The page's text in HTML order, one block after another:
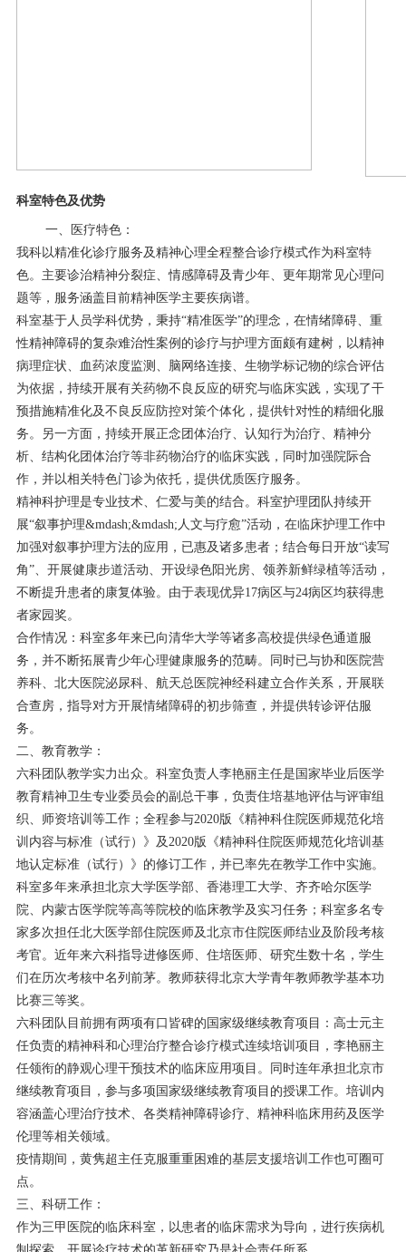
科室特色及优势
一、医疗特色：
我科以精准化诊疗服务及精神心理全程整合诊疗模式作为科室特
色。主要诊治精神分裂症、情感障碍及青少年、更年期常见心理问
题等，服务涵盖目前精神医学主要疾病谱。
科室基于人员学科优势，秉持“精准医学”的理念，在情绪障碍、重
性精神障碍的复杂难治性案例的诊疗与护理方面颇有建树，以精神
病理症状、血药浓度监测、脑网络连接、生物学标记物的综合评估
为依据，持续开展有关药物不良反应的研究与临床实践，实现了干
预措施精准化及不良反应防控对策个体化，提供针对性的精细化服
务。另一方面，持续开展正念团体治疗、认知行为治疗、精神分
析、结构化团体治疗等非药物治疗的临床实践，同时加强院际合
作，并以相关特色门诊为依托，提供优质医疗服务。
精神科护理是专业技术、仁爱与美的结合。科室护理团队持续开
展“叙事护理&mdash;&mdash;人文与疗愈”活动，在临床护理工作中
加强对叙事护理方法的应用，已惠及诸多患者；结合每日开放“读写
角”、开展健康步道活动、开设绿色阳光房、领养新鲜绿植等活动，
不断提升患者的康复体验。由于表现优异17病区与24病区均获得患
者家园奖。
合作情况：科室多年来已向清华大学等诸多高校提供绿色通道服
务，并不断拓展青少年心理健康服务的范畴。同时已与协和医院营
养科、北大医院泌尿科、航天总医院神经科建立合作关系，开展联
合查房，指导对方开展情绪障碍的初步筛查，并提供转诊评估服
务。
二、教育教学：
六科团队教学实力出众。科室负责人李艳丽主任是国家毕业后医学
教育精神卫生专业委员会的副总干事，负责住培基地评估与评审组
织、师资培训等工作；全程参与2020版《精神科住院医师规范化培
训内容与标准（试行）》及2020版《精神科住院医师规范化培训基
地认定标准（试行）》的修订工作，并已率先在教学工作中实施。
科室多年来承担北京大学医学部、香港理工大学、齐齐哈尔医学
院、内蒙古医学院等高等院校的临床教学及实习任务；科室多名专
家多次担任北大医学部住院医师及北京市住院医师结业及阶段考核
考官。近年来六科指导进修医师、住培医师、研究生数十名，学生
们在历次考核中名列前茅。教师获得北京大学青年教师教学基本功
比赛三等奖。
六科团队目前拥有两项有口皆碑的国家级继续教育项目：高士元主
任负责的精神科和心理治疗整合诊疗模式连续培训项目，李艳丽主
任领衔的静观心理干预技术的临床应用项目。同时连年承担北京市
继续教育项目，参与多项国家级继续教育项目的授课工作。培训内
容涵盖心理治疗技术、各类精神障碍诊疗、精神科临床用药及医学
伦理等相关领域。
疫情期间，黄隽超主任克服重重困难的基层支援培训工作也可圈可
点。
三、科研工作：
作为三甲医院的临床科室，以患者的临床需求为导向，进行疾病机